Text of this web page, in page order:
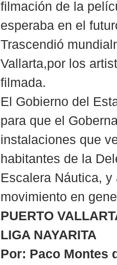
filmación de la
esperaba en el
Trascendió
Vallarta,por los
filmada.
El Gobierno del
para que el
instalaciones que
habitantes de la
Escalera Náutica,
movimiento en
PUERTO
LIGA NAYARITA
Por: Paco Montes